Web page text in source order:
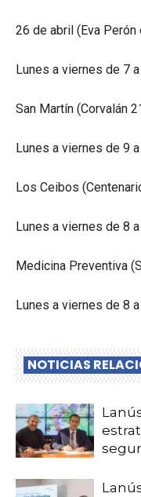
26 de abril (Eva Perón
Lunes a viernes de 7
San Martín (Corvalán
Lunes a viernes de 9
Los Ceibos
Lunes a viernes de 8
Medicina Preventiva
Lunes a viernes de 8
NOTICIAS